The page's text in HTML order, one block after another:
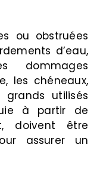
ou obstruées
d’eau,
dommages
les chéneaux,
utilisés
à partir de
doivent être
assurer un